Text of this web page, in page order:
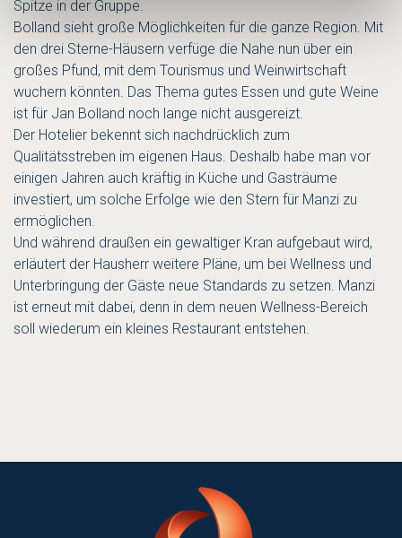
Spitze in der Gruppe.
Bolland sieht große Möglichkeiten für die ganze Region. Mit
den drei Sterne-Häusern verfüge die Nahe nun über ein
großes Pfund, mit dem Tourismus und Weinwirtschaft
wuchern könnten. Das Thema gutes Essen und gute Weine
ist für Jan Bolland noch lange nicht ausgereizt.
Der Hotelier bekennt sich nachdrücklich zum
Qualitätsstreben im eigenen Haus. Deshalb habe man vor
einigen Jahren auch kräftig in Küche und Gasträume
investiert, um solche Erfolge wie den Stern für Manzi zu
ermöglichen.
Und während draußen ein gewaltiger Kran aufgebaut wird,
erläutert der Hausherr weitere Pläne, um bei Wellness und
Unterbringung der Gäste neue Standards zu setzen. Manzi
ist erneut mit dabei, denn in dem neuen Wellness-Bereich
soll wiederum ein kleines Restaurant entstehen.